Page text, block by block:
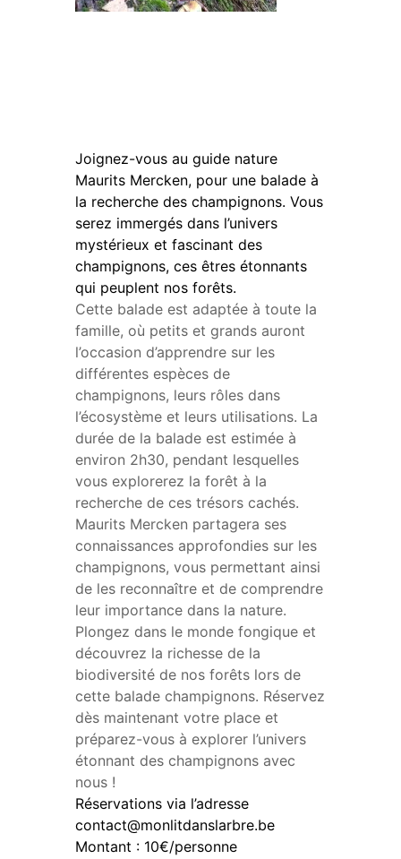
Joignez-vous au guide nature
Maurits Mercken, pour une balade à
la recherche des champignons. Vous
serez immergés dans l’univers
mystérieux et fascinant des
champignons, ces êtres étonnants
qui peuplent nos forêts.
Cette balade est adaptée à toute la
famille, où petits et grands auront
l’occasion d’apprendre sur les
différentes espèces de
champignons, leurs rôles dans
l’écosystème et leurs utilisations. La
durée de la balade est estimée à
environ 2h30, pendant lesquelles
vous explorerez la forêt à la
recherche de ces trésors cachés.
Maurits Mercken partagera ses
connaissances approfondies sur les
champignons, vous permettant ainsi
de les reconnaître et de comprendre
leur importance dans la nature.
Plongez dans le monde fongique et
découvrez la richesse de la
biodiversité de nos forêts lors de
cette balade champignons. Réservez
dès maintenant votre place et
préparez-vous à explorer l’univers
étonnant des champignons avec
nous !
Réservations via l’adresse
contact@monlitdanslarbre.be
Montant : 10€/personne